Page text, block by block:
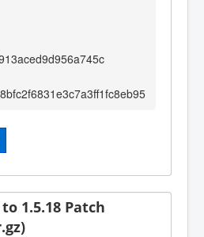
1.5.18 Patch